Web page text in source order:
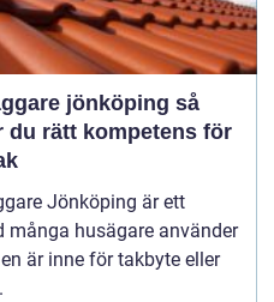
jönköping så
du rätt kompetens för
Jönköping är ett
många husägare använder
är inne för takbyte eller